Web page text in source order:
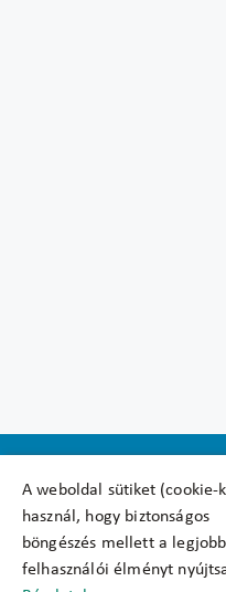
A weboldal sütiket (cookie-
használ, hogy biztonságos
böngészés mellett a legjobb
felhasználói élményt